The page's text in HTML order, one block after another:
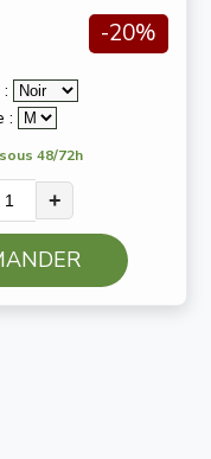
-20%
:
48/72h
+